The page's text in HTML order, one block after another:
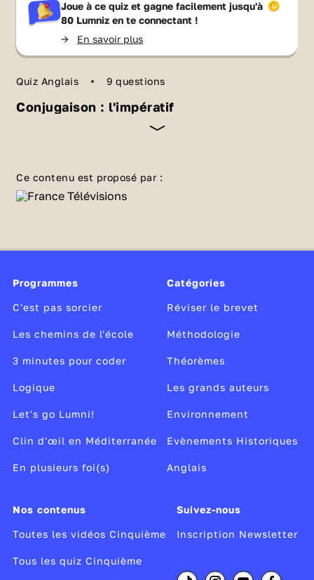
Joue à ce quiz et gagne facilement jusqu'à
80 Lumniz en te connectant !
-> En savoir plus
Quiz Anglais 9 questions
Conjugaison : l'impératif
que ce soit pour suivre une
ou bien en classe. En plus, l'impératif est très
Ce contenu est proposé par :
Programmes
C'est pas sorcier
Les chemins de l'école
3 minutes pour coder
Logique
Let's go Lumni!
Clin d'œil en Méditerranée
En plusieurs foi(s)
Catégories
Réviser le brevet
Méthodologie
Théorèmes
Les grands auteurs
Environnement
Evènements Historiques
Anglais
Nos contenus
Toutes les vidéos Cinquième
Tous les quiz Cinquième
Suivez-nous
Inscription Newsletter